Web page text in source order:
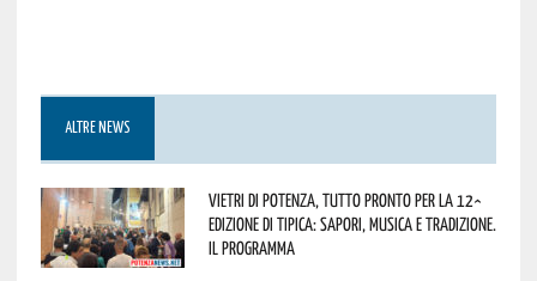
ALTRE NEWS
Vietri di Potenza, tutto pronto per la 12^
Edizione di Tipica: sapori, musica e tradizione.
Il programma